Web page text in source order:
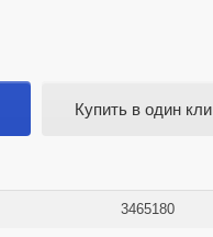
Купить в один
3465180